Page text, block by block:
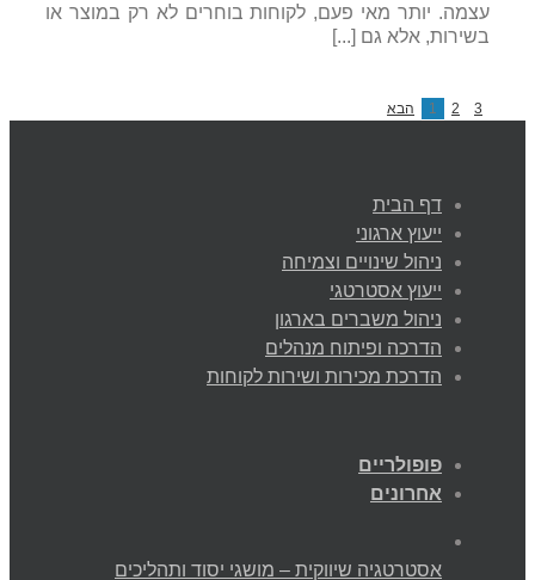
עצמה. יותר מאי פעם, לקוחות בוחרים לא רק במוצר או
בשירות, אלא גם [...]
1 2 3 הבא
דף הבית
ייעוץ ארגוני
ניהול שינויים וצמיחה
ייעוץ אסטרטגי
ניהול משברים בארגון
הדרכה ופיתוח מנהלים
הדרכת מכירות ושירות לקוחות
פופולריים
אחרונים
אסטרטגיה שיווקית – מושגי יסוד ותהליכים